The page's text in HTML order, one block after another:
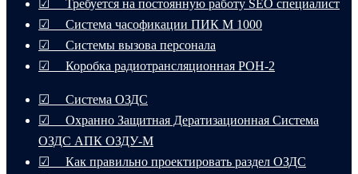
☑ Требуется на постоянную работу SEO специалист
☑ Система часофикации ПИК М 1000
☑ Системы вызова персонала
☑ Коробка радиотрансляционная РОН-2
☑ Система ОЗДС
☑ Охранно Защитная Дератизационная Система
ОЗДС АПК ОЗДУ-М
☑ Как правильно проектировать раздел ОЗДС